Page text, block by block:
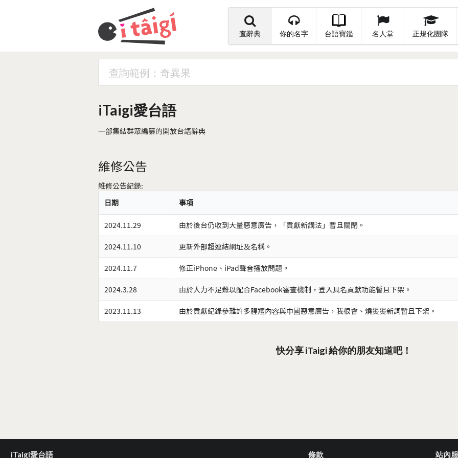
查辭典 你的名字 台語寶鑑 名人堂 正規化團隊
iTaigi愛台語
一部集結群眾編纂的開放台語辭典
維修公告
維修公告紀錄:
日期
事項
2024.11.29 由於後台仍收到大量惡意廣告，「貢獻新講法」暫且關閉。
2024.11.10 更新外部超連結網址及名稱。
2024.11.7 修正iPhone、iPad聲音播放問題。
2024.3.28 由於人力不足難以配合Facebook審查機制，登入具名貢獻功能暫且下架。
2023.11.13 由於貢獻紀錄參雜許多腥羶內容與中國惡意廣告，我很會、燒燙燙新詞暫且下架。
快分享 iTaigi 給你的朋友知道吧！
iTaigi愛台語 條款 站內